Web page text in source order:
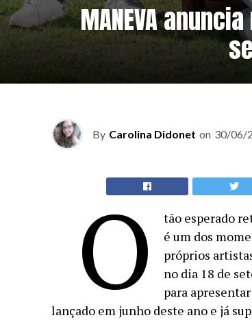
MANEVA
By Carolina Didonet on 30/06/
O
tão esperado
é um dos
próprios
no dia 18 de
para apresentar
lançado em junho deste ano e já